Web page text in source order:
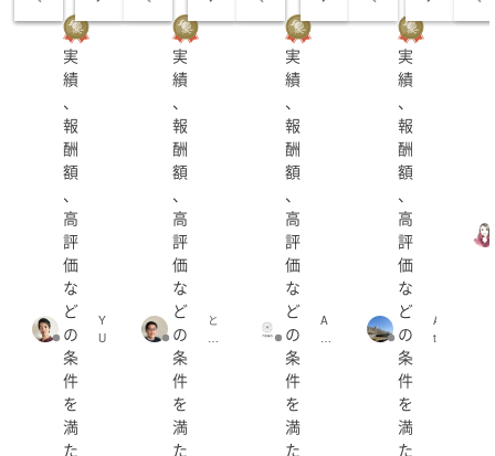
・国立大学大学院修了
・2018年〜2024年 建築設計事務所にて建築設計、工事
監理、
確認申請業務に従事
・2024年「COLOHU」開業
・2025年「株式会社COLOHU」設立
【受賞歴】
・東京建築コレクション ファイナリスト選出 佳作
・大東建託賃貸住宅コンペ 学生特別賞・審査員賞受賞
・日本建築学会設計競技 ファイナリスト選出 佳作
・Barrierless City Award & Competition 審査員賞受賞
・都市・まちづくりコンクール ファイナリスト選出
佳作
【対応可能な業務】
実
績
、
報
酬
額
、
高
評
価
な
ど
の
条
件
を
満
た
Y
U
実
績
、
報
酬
額
、
高
評
価
な
ど
の
条
件
を
満
た
と
実
績
、
報
酬
額
、
高
評
価
な
ど
の
条
件
を
満
た
A
実
績
、
報
酬
額
、
高
評
価
な
ど
の
条
件
を
満
た
A
t